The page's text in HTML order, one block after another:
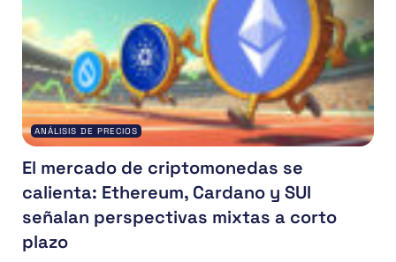
ANÁLISIS DE PRECIOS
El mercado de criptomonedas se
calienta: Ethereum, Cardano y SUI
señalan perspectivas mixtas a corto
plazo